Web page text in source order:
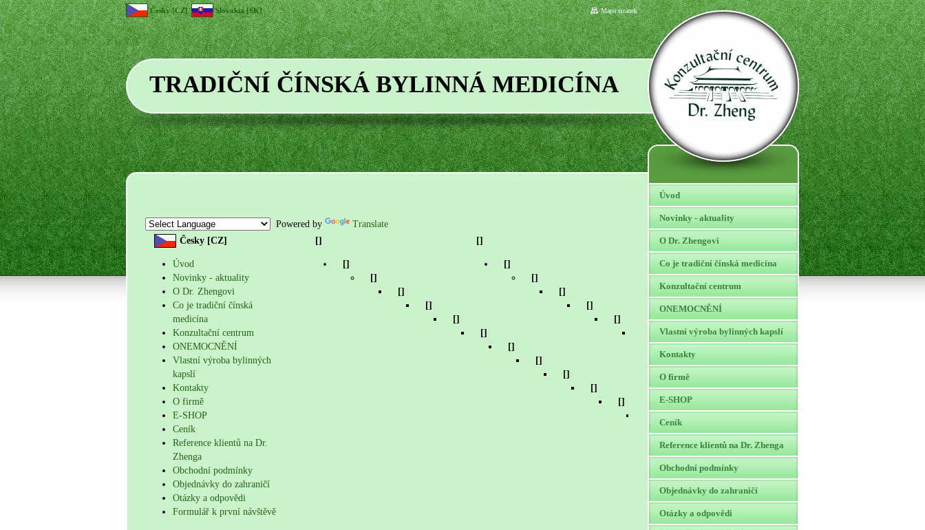
TRADIČNÍ ČÍNSKÁ BYLINNÁ MEDICÍNA
Česky [CZ] Slovakia [SK] Mapa stránek
Powered by
Translate
Česky [CZ]
Úvod
Novinky - aktuality
O Dr. Zhengovi
Co je tradiční čínská
medicína
Konzultační centrum
ONEMOCNĚNÍ
Vlastní výroba bylinných
kapslí
Kontakty
O firmě
E-SHOP
Ceník
Reference klientů na Dr.
Zhenga
Obchodní podmínky
Objednávky do zahraničí
Otázky a odpovědi
Formulář k první návštěvě
[]
[]
[]
[]
[]
[]
[]
[]
[]
[]
[]
[]
[]
[]
[]
[]
[]
[]
[]
[]
[]
[]
[]
Úvod
Novinky - aktuality
O Dr. Zhengovi
Co je tradiční čínská medicína
Konzultační centrum
ONEMOCNĚNÍ
Vlastní výroba bylinných kapslí
Kontakty
O firmě
E-SHOP
Ceník
Reference klientů na Dr. Zhenga
Obchodní podmínky
Objednávky do zahraničí
Otázky a odpovědi